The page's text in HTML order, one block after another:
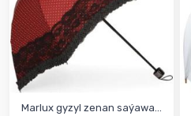
Marlux gyzyl zenan saýawa...